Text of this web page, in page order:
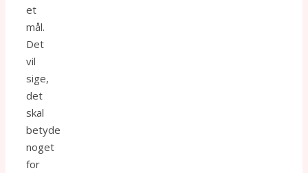
et
mål.
Det
vil
sige,
det
skal
betyde
noget
for